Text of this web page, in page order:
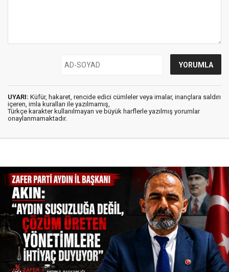
UYARI: Küfür, hakaret, rencide edici cümleler veya imalar, inançlara saldırı
içeren, imla kuralları ile yazılmamış,
Türkçe karakter kullanılmayan ve büyük harflerle yazılmış yorumlar
onaylanmamaktadır.